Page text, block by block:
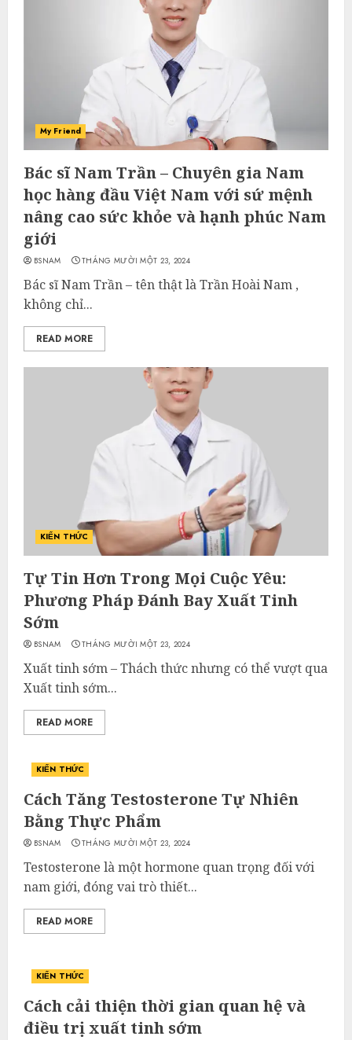
My Friend
Bác sĩ Nam Trần – Chuyên gia Nam
học hàng đầu Việt Nam với sứ mệnh
nâng cao sức khỏe và hạnh phúc Nam
giới
BSNAM THÁNG MƯỜI MỘT 23, 2024
Bác sĩ Nam Trần – tên thật là Trần Hoài Nam ,
không chỉ...
READ MORE
KIẾN THỨC
Tự Tin Hơn Trong Mọi Cuộc Yêu:
Phương Pháp Đánh Bay Xuất Tinh
Sớm
BSNAM THÁNG MƯỜI MỘT 23, 2024
Xuất tinh sớm – Thách thức nhưng có thể vượt qua
Xuất tinh sớm...
READ MORE
KIẾN THỨC
Cách Tăng Testosterone Tự Nhiên
Bằng Thực Phẩm
BSNAM THÁNG MƯỜI MỘT 23, 2024
Testosterone là một hormone quan trọng đối với
nam giới, đóng vai trò thiết...
READ MORE
KIẾN THỨC
Cách cải thiện thời gian quan hệ và
điều trị xuất tinh sớm